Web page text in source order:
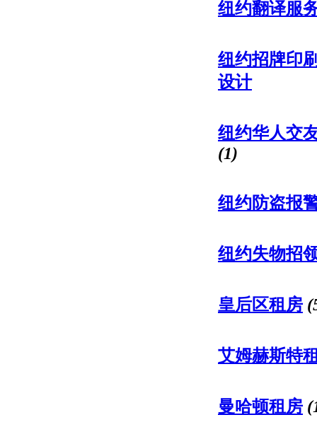
纽约翻译服
纽约招牌印
设计
纽约华人交
(1)
纽约防盗报
纽约失物招
皇后区租房
艾姆赫斯特
曼哈顿租房